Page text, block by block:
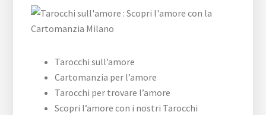
Tarocchi sull’amore
Cartomanzia per l’amore
Tarocchi per trovare l’amore
Scopri l’amore con i nostri Tarocchi